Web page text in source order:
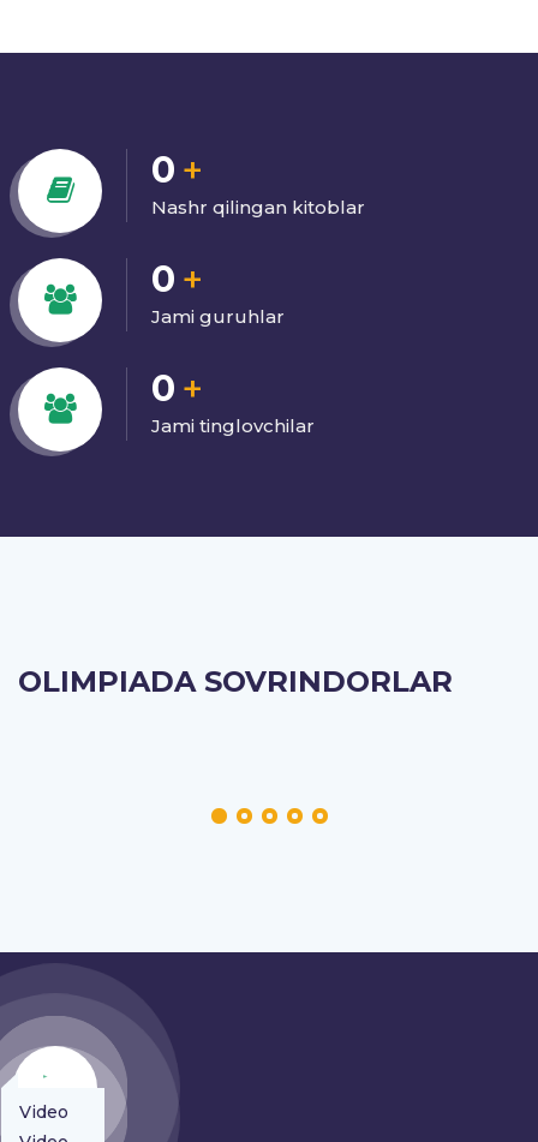
0 +
Nashr qilingan kitoblar
0 +
Jami guruhlar
0 +
Jami tinglovchilar
OLIMPIADA SOVRINDORLAR
Video